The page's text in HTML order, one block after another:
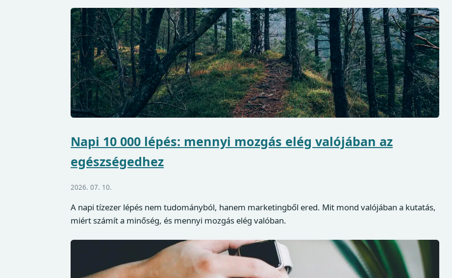
Napi 10 000 lépés: mennyi mozgás elég valójában az
egészségedhez
2026. 07. 10.
A napi tízezer lépés nem tudományból, hanem marketingből ered. Mit mond valójában a kutatás,
miért számít a minőség, és mennyi mozgás elég valóban.